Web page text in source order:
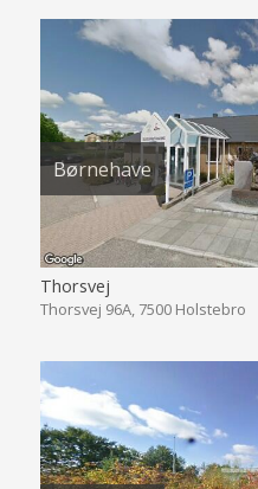
Børnehave
Thorsvej
Thorsvej 96A, 7500 Holstebro